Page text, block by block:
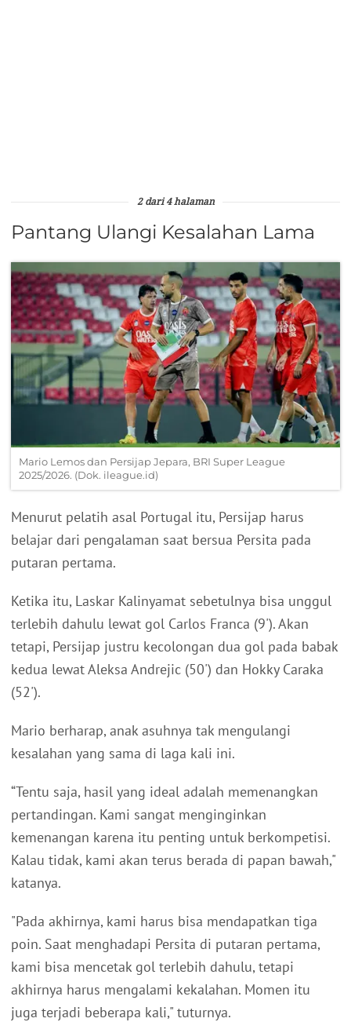
2 dari 4 halaman
Pantang Ulangi Kesalahan Lama
Mario Lemos dan Persijap Jepara, BRI Super League
2025/2026. (Dok. ileague.id)
Menurut pelatih asal Portugal itu, Persijap harus
belajar dari pengalaman saat bersua Persita pada
putaran pertama.
Ketika itu, Laskar Kalinyamat sebetulnya bisa unggul
terlebih dahulu lewat gol Carlos Franca (9'). Akan
tetapi, Persijap justru kecolongan dua gol pada babak
kedua lewat Aleksa Andrejic (50') dan Hokky Caraka
(52').
Mario berharap, anak asuhnya tak mengulangi
kesalahan yang sama di laga kali ini.
“Tentu saja, hasil yang ideal adalah memenangkan
pertandingan. Kami sangat menginginkan
kemenangan karena itu penting untuk berkompetisi.
Kalau tidak, kami akan terus berada di papan bawah,"
katanya.
"Pada akhirnya, kami harus bisa mendapatkan tiga
poin. Saat menghadapi Persita di putaran pertama,
kami bisa mencetak gol terlebih dahulu, tetapi
akhirnya harus mengalami kekalahan. Momen itu
juga terjadi beberapa kali," tuturnya.